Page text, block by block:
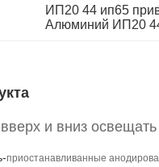
ИП20 44 ип65
Алюминий ИП20
и вниз
приостанавливанные